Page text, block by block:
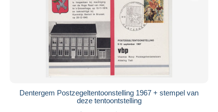
Dentergem Postzegeltentoonstelling 1967 + stempel van
deze tentoontstelling